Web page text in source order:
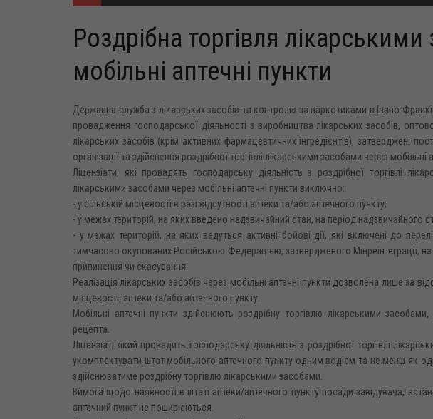
Роздрібна торгівля
мобільні аптечні пункти
Державна служба з лікарських засобів та контролю за наркотиками в Івано-
провадження господарської діяльності з виробництва лікарських засобів,
лікарських засобів (крім активних фармацевтичних інгредієнтів),
організації та здійснення роздрібної торгівлі лікарськими засобами через мобільні
Ліцензіати, які провадять господарську діяльність з роздрібної торгівлі
лікарськими засобами через мобільні аптечні пункти виключно:
- у сільській місцевості в разі відсутності аптеки та/або аптечного пункту;
- у межах територій, на яких введено надзвичайний стан, на період надзвичайного
- у межах територій, на яких ведуться активні бойові дії, які включені до
тимчасово окупованих Російською Федерацією, затвердженого Мінреінтеграції,
припинення чи скасування.
Реалізація лікарських засобів через мобільні аптечні пункти дозволена лише за
місцевості, аптеки та/або аптечного пункту.
Мобільні аптечні пункти здійснюють роздрібну торгівлю лікарськими
рецепта.
Ліцензіат, який провадить господарську діяльність з роздрібної торгівлі
укомплектувати штат мобільного аптечного пункту одним водієм та не менш як
здійснюватиме роздрібну торгівлю лікарськими засобами.
Вимога щодо наявності в штаті аптеки/аптечного пункту посади завідувача,
аптечний пункт не поширюються.